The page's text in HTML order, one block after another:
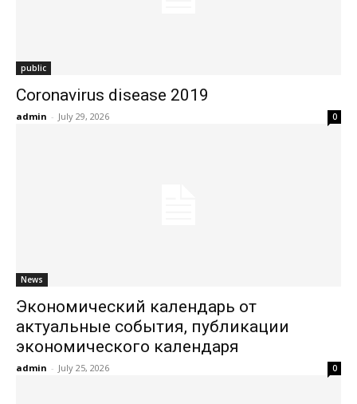
public
Coronavirus disease 2019
admin - July 29, 2026 0
News
Экономический календарь от
актуальные события, публикации
экономического календаря
admin - July 25, 2026 0